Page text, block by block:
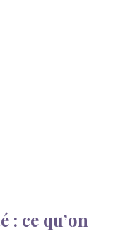
ce qu’on